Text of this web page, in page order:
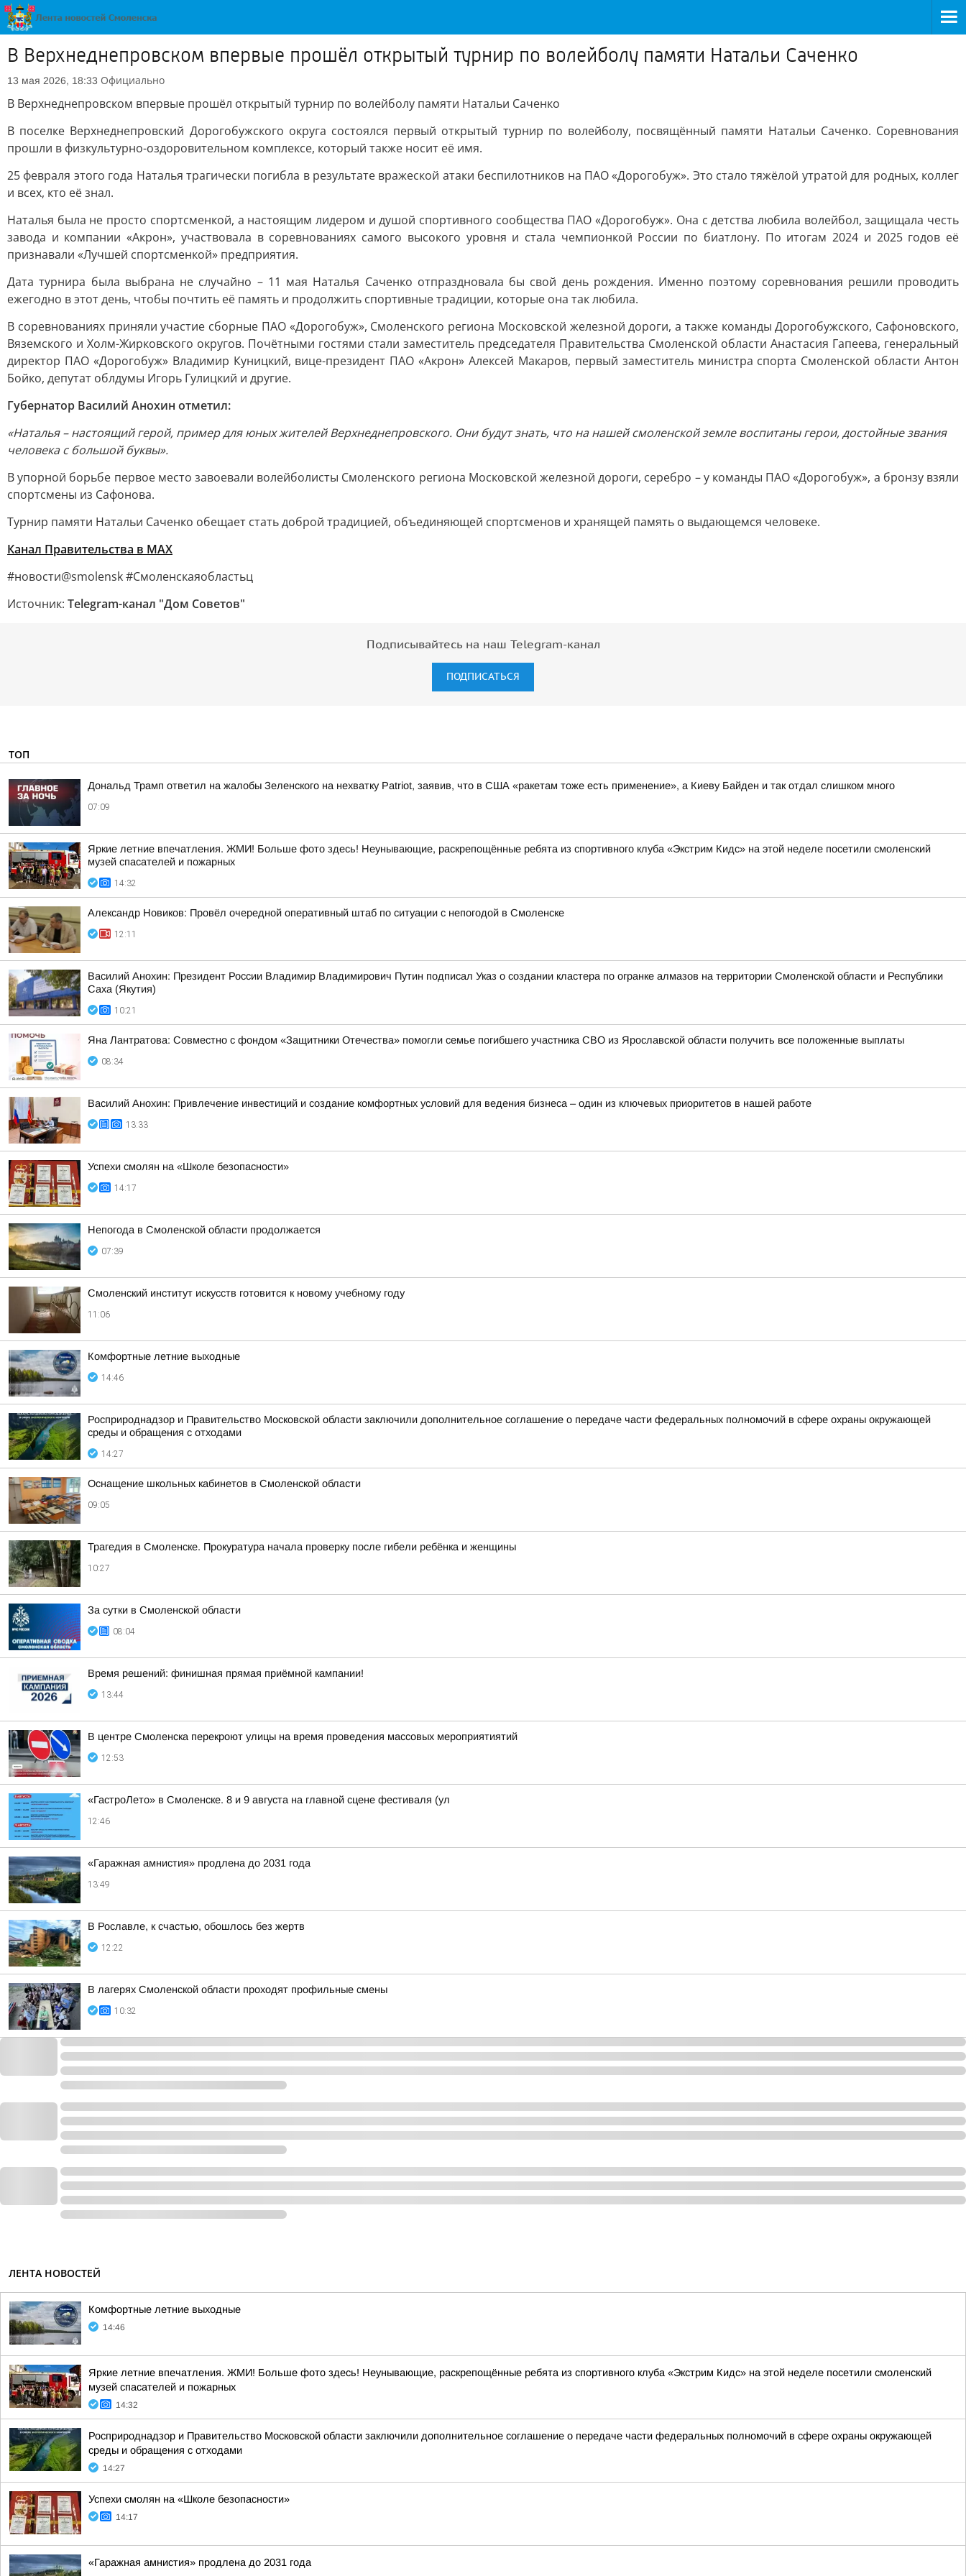
В Верхнеднепровском впервые прошёл открытый турнир по волейболу памяти Натальи Саченко
13 мая 2026, 18:33 Официально
В Верхнеднепровском впервые прошёл открытый турнир по волейболу памяти Натальи Саченко
В поселке Верхнеднепровский Дорогобужского округа состоялся первый открытый турнир по волейболу, посвящённый памяти Натальи Саченко. Соревнования
прошли в физкультурно-оздоровительном комплексе, который также носит её имя.
25 февраля этого года Наталья трагически погибла в результате вражеской атаки беспилотников на ПАО «Дорогобуж». Это стало тяжёлой утратой для родных, коллег
и всех, кто её знал.
Наталья была не просто спортсменкой, а настоящим лидером и душой спортивного сообщества ПАО «Дорогобуж». Она с детства любила волейбол, защищала честь
завода и компании «Акрон», участвовала в соревнованиях самого высокого уровня и стала чемпионкой России по биатлону. По итогам 2024 и 2025 годов её
признавали «Лучшей спортсменкой» предприятия.
Дата турнира была выбрана не случайно – 11 мая Наталья Саченко отпраздновала бы свой день рождения. Именно поэтому соревнования решили проводить
ежегодно в этот день, чтобы почтить её память и продолжить спортивные традиции, которые она так любила.
В соревнованиях приняли участие сборные ПАО «Дорогобуж», Смоленского региона Московской железной дороги, а также команды Дорогобужского, Сафоновского,
Вяземского и Холм-Жирковского округов. Почётными гостями стали заместитель председателя Правительства Смоленской области Анастасия Гапеева, генеральный
директор ПАО «Дорогобуж» Владимир Куницкий, вице-президент ПАО «Акрон» Алексей Макаров, первый заместитель министра спорта Смоленской области Антон
Бойко, депутат облдумы Игорь Гулицкий и другие.
Губернатор Василий Анохин отметил:
«Наталья – настоящий герой, пример для юных жителей Верхнеднепровского. Они будут знать, что на нашей смоленской земле воспитаны герои, достойные звания
человека с большой буквы».
В упорной борьбе первое место завоевали волейболисты Смоленского региона Московской железной дороги, серебро – у команды ПАО «Дорогобуж», а бронзу взяли
спортсмены из Сафонова.
Турнир памяти Натальи Саченко обещает стать доброй традицией, объединяющей спортсменов и хранящей память о выдающемся человеке.
Канал Правительства в MAX
#новости@smolensk #Смоленскаяобластьц
Источник: Telegram-канал "Дом Советов"
Подписывайтесь на наш Telegram-канал
ПОДПИСАТЬСЯ
ТОП
Дональд Трамп ответил на жалобы Зеленского на нехватку Patriot, заявив, что в США «ракетам тоже есть применение», а Киеву Байден и так отдал слишком много
07:09
Яркие летние впечатления. ЖМИ! Больше фото здесь! Неунывающие, раскрепощённые ребята из спортивного клуба «Экстрим Кидс» на этой неделе посетили смоленский
музей спасателей и пожарных
14:32
Александр Новиков: Провёл очередной оперативный штаб по ситуации с непогодой в Смоленске
12:11
Василий Анохин: Президент России Владимир Владимирович Путин подписал Указ о создании кластера по огранке алмазов на территории Смоленской области и Республики
Саха (Якутия)
10:21
Яна Лантратова: Совместно с фондом «Защитники Отечества» помогли семье погибшего участника СВО из Ярославской области получить все положенные выплаты
08:34
Василий Анохин: Привлечение инвестиций и создание комфортных условий для ведения бизнеса – один из ключевых приоритетов в нашей работе
13:33
Успехи смолян на «Школе безопасности»
14:17
Непогода в Смоленской области продолжается
07:39
Смоленский институт искусств готовится к новому учебному году
11:06
Комфортные летние выходные
14:46
Росприроднадзор и Правительство Московской области заключили дополнительное соглашение о передаче части федеральных полномочий в сфере охраны окружающей
среды и обращения с отходами
14:27
Оснащение школьных кабинетов в Смоленской области
09:05
Трагедия в Смоленске. Прокуратура начала проверку после гибели ребёнка и женщины
10:27
За сутки в Смоленской области
08:04
Время решений: финишная прямая приёмной кампании!
13:44
В центре Смоленска перекроют улицы на время проведения массовых мероприятиятий
12:53
«ГастроЛето» в Смоленске. 8 и 9 августа на главной сцене фестиваля (ул
12:46
«Гаражная амнистия» продлена до 2031 года
13:49
В Рославле, к счастью, обошлось без жертв
12:22
В лагерях Смоленской области проходят профильные смены
10:32
ЛЕНТА НОВОСТЕЙ
Комфортные летние выходные
14:46
Яркие летние впечатления. ЖМИ! Больше фото здесь! Неунывающие, раскрепощённые ребята из спортивного клуба «Экстрим Кидс» на этой неделе посетили смоленский
музей спасателей и пожарных
14:32
Росприроднадзор и Правительство Московской области заключили дополнительное соглашение о передаче части федеральных полномочий в сфере охраны окружающей
среды и обращения с отходами
14:27
Успехи смолян на «Школе безопасности»
14:17
«Гаражная амнистия» продлена до 2031 года